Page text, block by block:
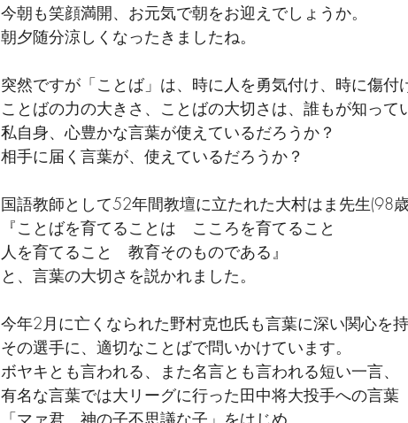
今朝も笑顔満開、お元気で朝をお迎えでしょうか。
朝夕随分涼しくなったきましたね。
突然ですが「ことば」は、時に人を勇気付け、時に傷付
ことばの力の大きさ、ことばの大切さは、誰もが知って
私自身、心豊かな言葉が使えているだろうか？
相手に届く言葉が、使えているだろうか？
国語教師として52年間教壇に立たれた大村はま先生(98歳
『ことばを育てることは　こころを育てること
人を育てること　教育そのものである』
と、言葉の大切さを説かれました。
今年2月に亡くなられた野村克也氏も言葉に深い関心を持
その選手に、適切なことばで問いかけています。
ボヤキとも言われる、また名言とも言われる短い一言、
有名な言葉では大リーグに行った田中将大投手への言葉
「マァ君、神の子不思議な子」をはじめ、